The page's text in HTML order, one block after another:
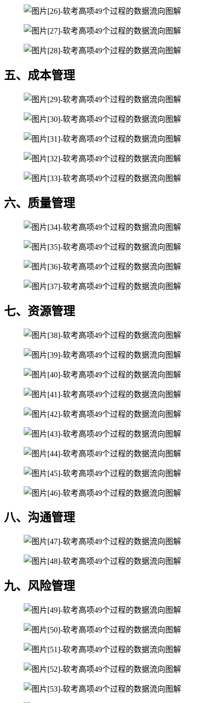
五、成本管理
六、质量管理
七、资源管理
八、沟通管理
九、风险管理